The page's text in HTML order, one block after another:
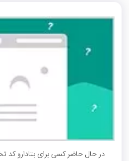
در حال حاضر کسی برای بتادارو کد